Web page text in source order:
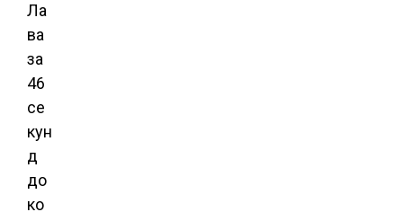
Ла
ва
за
46
се
кун
д
до
ко